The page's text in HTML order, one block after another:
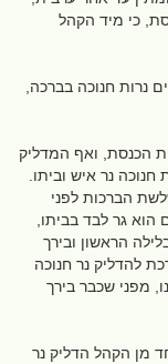
כי מיד הקהל
נרות חנוכה בברכה,
הכנסת, ואף המדליק
נר איש וביתו.
הברכות לפני
הוא גר לבד בביתו,
הראשון ובירך
להדליק נר חנוכה
מפני שכבר בירך
מן הקהל הדליק נר